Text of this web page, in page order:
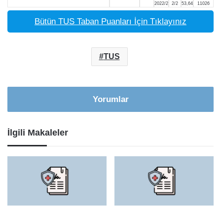
2022/2
2/2
53,64
11026
Bütün TUS Taban Puanları İçin Tıklayınız
TUS
Yorumlar
İlgili Makaleler